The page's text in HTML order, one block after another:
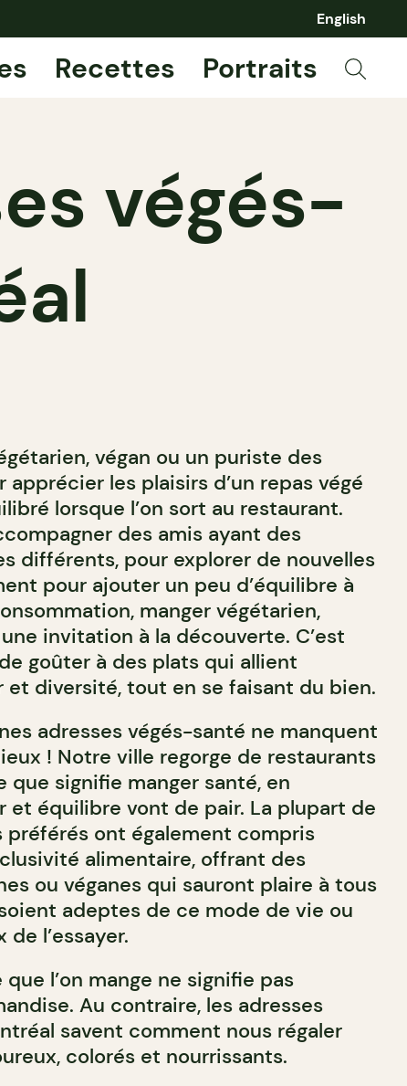
English
Recettes Portraits
végés-
végan ou un puriste des
les plaisirs d’un repas végé
lorsque l’on sort au restaurant.
des amis ayant des
différents, pour explorer de nouvelles
pour ajouter un peu d’équilibre à
manger végétarien,
invitation à la découverte. C’est
goûter à des plats qui allient
diversité, tout en se faisant du bien.
adresses végés-santé ne manquent
! Notre ville regorge de restaurants
signifie manger santé, en
et équilibre vont de pair. La plupart de
préférés ont également compris
alimentaire, offrant des
ou véganes qui sauront plaire à tous
adeptes de ce mode de vie ou
l’essayer.
l’on mange ne signifie pas
Au contraire, les adresses
savent comment nous régaler
colorés et nourrissants.